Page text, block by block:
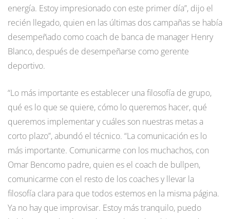
energía. Estoy impresionado con este primer día”, dijo el
recién llegado, quien en las últimas dos campañas se había
desempeñado como coach de banca de manager Henry
Blanco, después de desempeñarse como gerente
deportivo.
“Lo más importante es establecer una filosofía de grupo,
qué es lo que se quiere, cómo lo queremos hacer, qué
queremos implementar y cuáles son nuestras metas a
corto plazo”, abundó el técnico. “La comunicación es lo
más importante. Comunicarme con los muchachos, con
Omar Bencomo padre, quien es el coach de bullpen,
comunicarme con el resto de los coaches y llevar la
filosofía clara para que todos estemos en la misma página.
Ya no hay que improvisar. Estoy más tranquilo, puedo